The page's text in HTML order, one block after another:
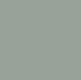
Ziel, ihre